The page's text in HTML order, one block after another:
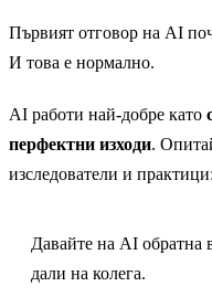
Първият отговор на AI
И това е нормално.
AI работи най-добре като
перфектни изходи.
изследователи и практици:
Давайте на AI обратна
дали на колега.